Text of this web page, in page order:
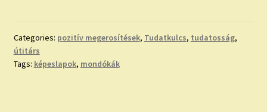
Categories: pozitív megerosítések, Tudatkulcs, tudatosság,
útitárs
Tags: képeslapok, mondókák